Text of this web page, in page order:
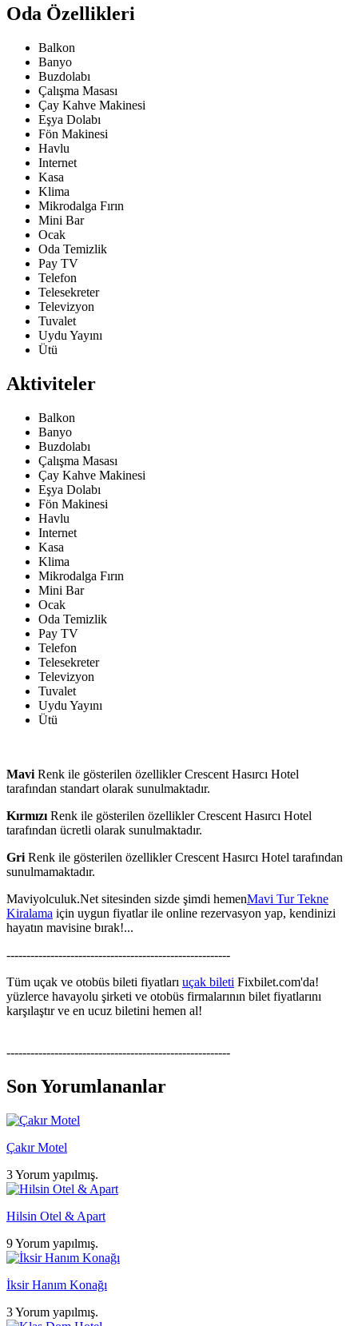
Oda Özellikleri
Balkon
Banyo
Buzdolabı
Çalışma Masası
Çay Kahve Makinesi
Eşya Dolabı
Fön Makinesi
Havlu
Internet
Kasa
Klima
Mikrodalga Fırın
Mini Bar
Ocak
Oda Temizlik
Pay TV
Telefon
Telesekreter
Televizyon
Tuvalet
Uydu Yayını
Ütü
Aktiviteler
Balkon
Banyo
Buzdolabı
Çalışma Masası
Çay Kahve Makinesi
Eşya Dolabı
Fön Makinesi
Havlu
Internet
Kasa
Klima
Mikrodalga Fırın
Mini Bar
Ocak
Oda Temizlik
Pay TV
Telefon
Telesekreter
Televizyon
Tuvalet
Uydu Yayını
Ütü
Mavi Renk ile gösterilen özellikler Crescent Hasırcı Hotel
tarafından standart olarak sunulmaktadır.
Kırmızı Renk ile gösterilen özellikler Crescent Hasırcı Hotel
tarafından ücretli olarak sunulmaktadır.
Gri Renk ile gösterilen özellikler Crescent Hasırcı Hotel tarafından
sunulmamaktadır.
Maviyolculuk.Net sitesinden sizde şimdi hemenMavi Tur Tekne
Kiralama için uygun fiyatlar ile online rezervasyon yap, kendinizi
hayatın mavisine bırak!...
--------------------------------------------------------
Tüm uçak ve otobüs bileti fiyatları uçak bileti Fixbilet.com'da!
yüzlerce havayolu şirketi ve otobüs firmalarının bilet fiyatlarını
karşılaştır ve en ucuz biletini hemen al!
--------------------------------------------------------
Son Yorumlananlar
Çakır Motel
3 Yorum yapılmış.
Hilsin Otel & Apart
9 Yorum yapılmış.
İksir Hanım Konağı
3 Yorum yapılmış.